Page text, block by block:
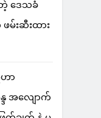
ဒေသခံ
ဖမ်းဆီးထား
ဟာ
ဒ အလျောက်